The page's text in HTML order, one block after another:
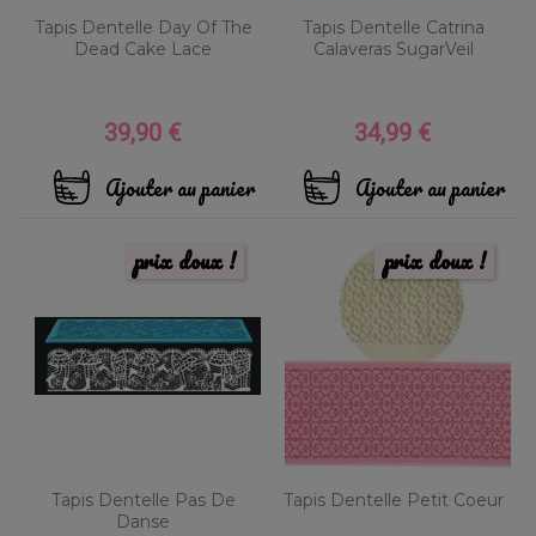
Tapis Dentelle Day Of The
Dead Cake Lace
Prix
39,90 €
Ajouter au panier
Tapis Dentelle Catrina
Calaveras SugarVeil
Prix
34,99 €
Ajouter au panier
Tapis Dentelle Pas De
Danse
prix doux !
Tapis Dentelle Petit Coeur
prix doux !